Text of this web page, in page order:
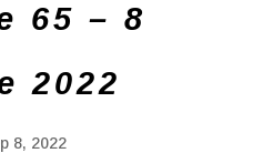
65 – 8
2022
8, 2022